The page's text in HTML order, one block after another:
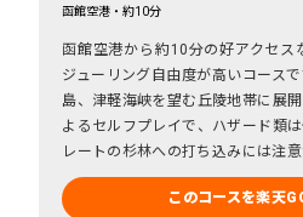
函館空港・約10分
函館空港から約10分の好アクセス
ジューリング自由度が高いコース
島、津軽海峡を望む丘陵地帯に展
よるセルフプレイで、ハザード類
レートの杉林への打ち込みには注意
このコースを楽天